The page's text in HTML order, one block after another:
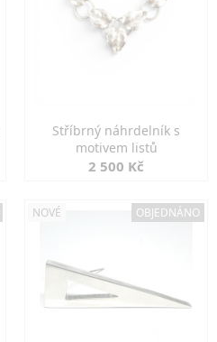
Stříbrný náhrdelník s
motivem listů
2 500 Kč
NOVÉ OBJEDNÁNO